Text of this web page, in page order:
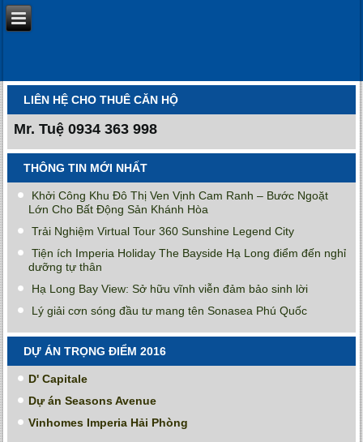
LIÊN HỆ CHO THUÊ CĂN HỘ
Mr. Tuệ 0934 363 998
THÔNG TIN MỚI NHẤT
Khởi Công Khu Đô Thị Ven Vịnh Cam Ranh – Bước Ngoặt
Lớn Cho Bất Động Sản Khánh Hòa
Trải Nghiệm Virtual Tour 360 Sunshine Legend City
Tiện ích Imperia Holiday The Bayside Hạ Long điểm đến nghỉ
dưỡng tự thân
Hạ Long Bay View: Sở hữu vĩnh viễn đảm bảo sinh lời
Lý giải cơn sóng đầu tư mang tên Sonasea Phú Quốc
DỰ ÁN TRỌNG ĐIỂM 2016
D' Capitale
Dự án Seasons Avenue
Vinhomes Imperia Hải Phòng